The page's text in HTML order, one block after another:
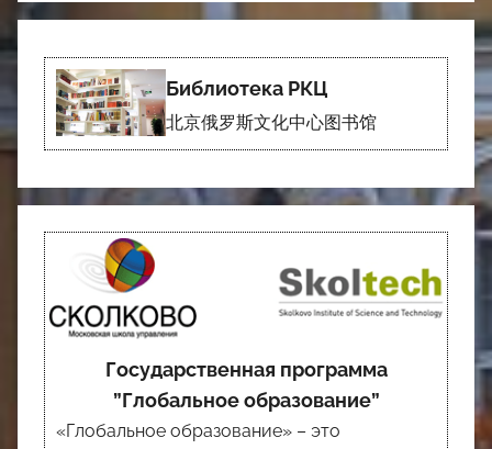
Библиотека РКЦ
北京俄罗斯文化中心图书馆
Государственная программа
”Глобальное образование”
«Глобальное образование» – это